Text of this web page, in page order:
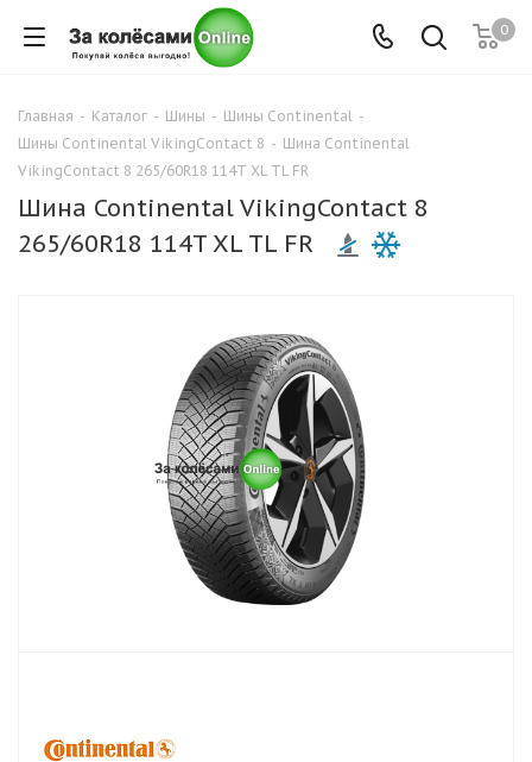
0
Главная - Каталог - Шины - Шины Continental -
Шины Continental VikingContact 8 - Шина Continental
VikingContact 8 265/60R18 114T XL TL FR
Шина Continental VikingContact 8
265/60R18 114T XL TL FR